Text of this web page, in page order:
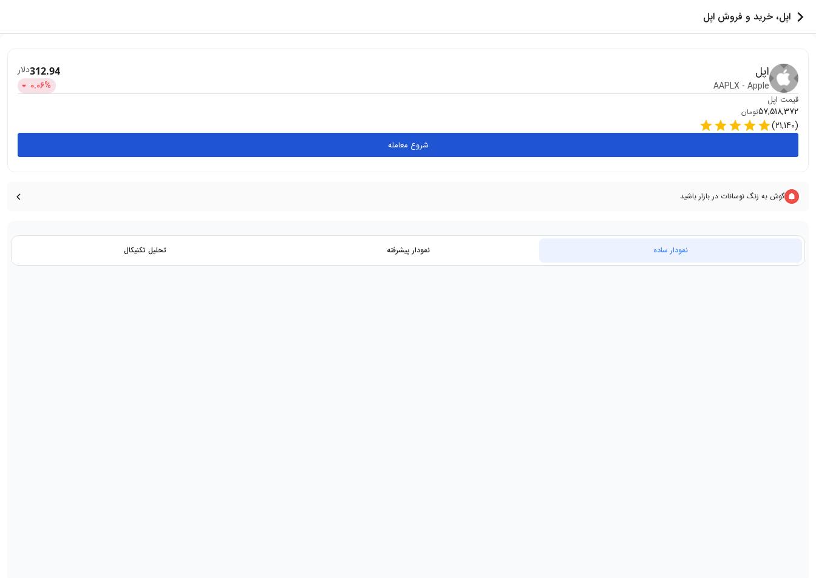
اپل، خرید و فروش اپل
اپل
AAPLX - Apple
312.94دلار
0.06%
قیمت اپل
57,518,372تومان
(
21,140
)
شروع معامله
گوش به زنگ نوسانات در بازار باشید
نمودار ساده نمودار پیشرفته تحلیل تکنیکال